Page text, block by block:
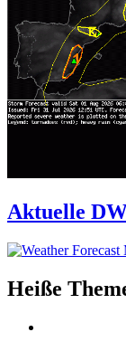
Aktuelle
Heiße